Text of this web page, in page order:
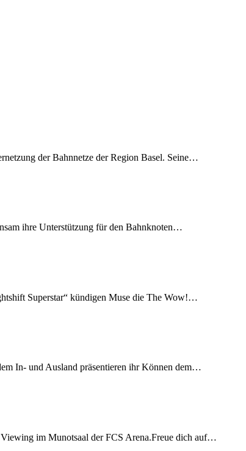
der Bahnnetze der Region Basel. Seine…
ihre Unterstützung für den Bahnknoten…
Superstar“ kündigen Muse die The Wow!…
In- und Ausland präsentieren ihr Können dem…
im Munotsaal der FCS Arena.Freue dich auf…